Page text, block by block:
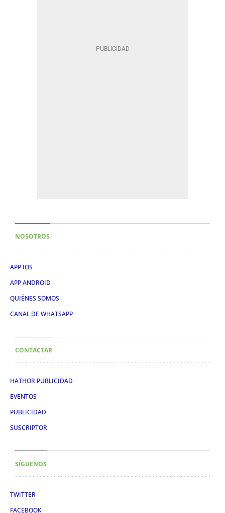
NOSOTROS
APP IOS
APP ANDROID
QUIÉNES SOMOS
CANAL DE WHATSAPP
CONTACTAR
HATHOR PUBLICIDAD
EVENTOS
PUBLICIDAD
SUSCRIPTOR
SÍGUENOS
TWITTER
FACEBOOK